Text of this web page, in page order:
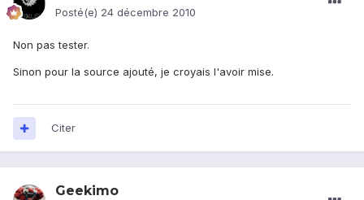
Posté(e) 24 décembre 2010
Non pas tester.
Sinon pour la source ajouté, je croyais l'avoir mise.
Citer
Geekimo